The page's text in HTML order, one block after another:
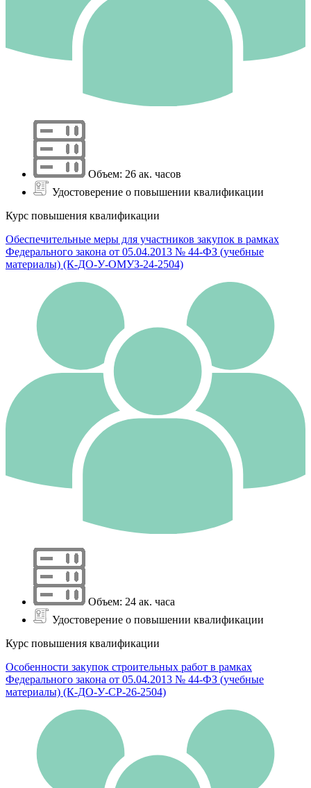
Объем: 26 ак. часов
Удостоверение о повышении квалификации
Курс повышения квалификации
Обеспечительные меры для участников закупок в рамках
Федерального закона от 05.04.2013 № 44-ФЗ (учебные
материалы) (К-ДО-У-ОМУЗ-24-2504)
Объем: 24 ак. часа
Удостоверение о повышении квалификации
Курс повышения квалификации
Особенности закупок строительных работ в рамках
Федерального закона от 05.04.2013 № 44-ФЗ (учебные
материалы) (К-ДО-У-СР-26-2504)